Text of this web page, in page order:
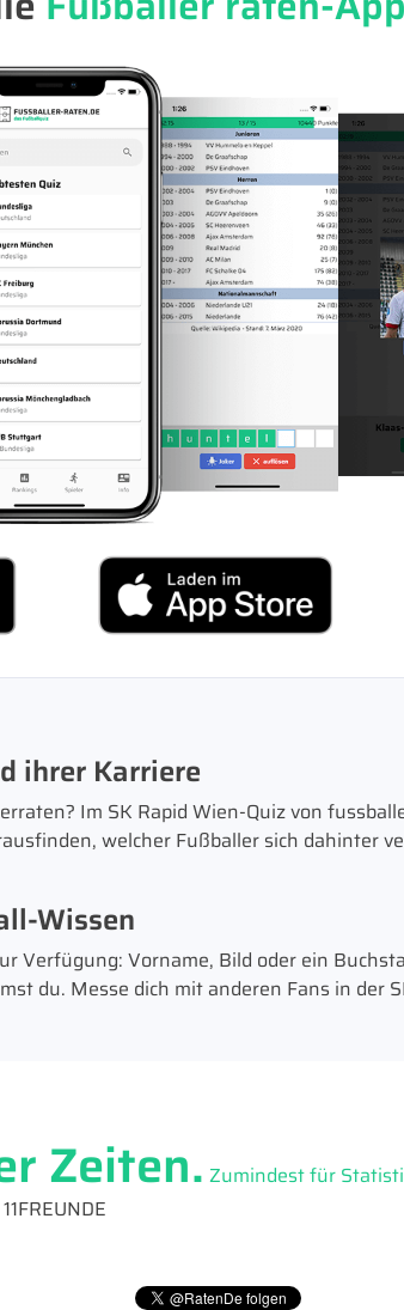
ihrer Karriere
Im SK Rapid Wien-Quiz von
welcher Fußballer sich dahinter
Wissen
Verfügung: Vorname, Bild oder ein
du. Messe dich mit anderen Fans in der
Zeiten. Zumindest für